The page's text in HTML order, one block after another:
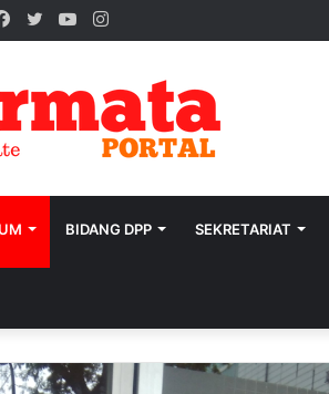
Facebook
TwitterYouTube
BIDANG DPP SEKRETARIAT